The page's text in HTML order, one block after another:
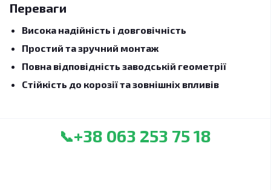
Переваги
Висока надійність і довговічність
Простий та зручний монтаж
Повна відповідність заводській геометрії
Стійкість до корозії та зовнішніх впливів
📞+38 063 253 75 18